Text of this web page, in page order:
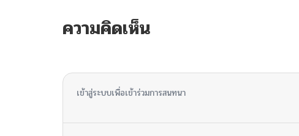
ตอนที่ 3
ตอนที่ 2
ความคิดเห็น
เข้าสู่ระบบเพื่อเข้าร่วมการสนทนา